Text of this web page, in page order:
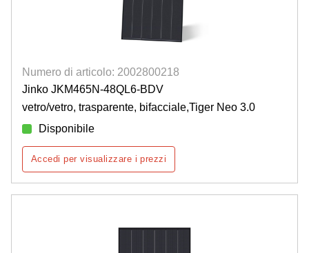
Numero di articolo: 2002800218
Jinko JKM465N-48QL6-BDV
vetro/vetro, trasparente, bifacciale,Tiger Neo 3.0
Disponibile
Accedi per visualizzare i prezzi